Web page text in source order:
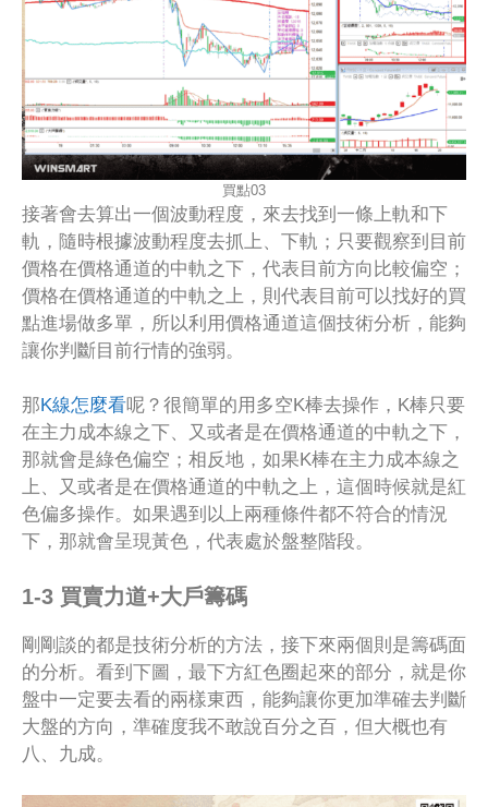
買點03
接著會去算出一個波動程度，來去找到一條上軌和下
軌，隨時根據波動程度去抓上、下軌；只要觀察到目前
價格在價格通道的中軌之下，代表目前方向比較偏空；
價格在價格通道的中軌之上，則代表目前可以找好的買
點進場做多單，所以利用價格通道這個技術分析，能夠
讓你判斷目前行情的強弱。
那 K線怎麼看呢？很簡單的用多空K棒去操作，K棒只要
在主力成本線之下、又或者是在價格通道的中軌之下，
那就會是綠色偏空；相反地，如果K棒在主力成本線之
上、又或者是在價格通道的中軌之上，這個時候就是紅
色偏多操作。如果遇到以上兩種條件都不符合的情況
下，那就會呈現黃色，代表處於盤整階段。
1-3 買賣力道+大戶籌碼
剛剛談的都是技術分析的方法，接下來兩個則是籌碼面
的分析。看到下圖，最下方紅色圈起來的部分，就是你
盤中一定要去看的兩樣東西，能夠讓你更加準確去判斷
大盤的方向，準確度我不敢說百分之百，但大概也有
八、九成。